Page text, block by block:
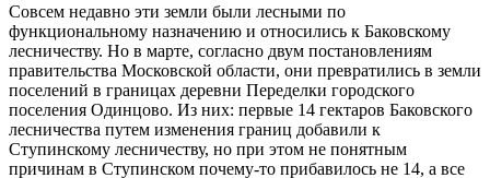
Совсем недавно эти земли были лесными по
функциональному назначению и относились к Баковскому
лесничеству. Но в марте, согласно двум постановлениям
правительства Московской области, они превратились в земли
поселений в границах деревни Переделки городского
поселения Одинцово. Из них: первые 14 гектаров Баковского
лесничества путем изменения границ добавили к
Ступинскому лесничеству, но при этом не понятным
причинам в Ступинском почему-то прибавилось не 14, а все